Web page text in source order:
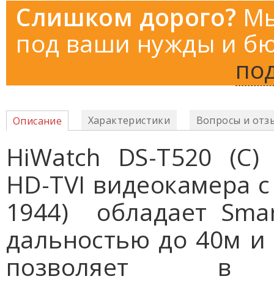
Слишком дорого?
под ваши нужды и
Описание Характеристики Вопросы и
HiWatch DS-T520
HD-TVI видеокамера
1944) обладает
дальностью до 40м и
позволяет